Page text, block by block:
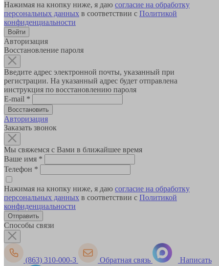
Нажимая на кнопку ниже, я даю согласие на обработку
персональных данных в соответствии с Политикой
конфиденциальности
Авторизация
Восстановление пароля
Введите адрес электронной почты, указанный при
регистрации. На указанный адрес будет отправлена
инструкция по восстановлению пароля
E-mail *
Авторизация
Заказать звонок
Мы свяжемся с Вами в ближайшее время
Ваше имя *
Телефон *
Нажимая на кнопку ниже, я даю согласие на обработку
персональных данных в соответствии с Политикой
конфиденциальности
Способы связи
(863) 310-000-3 Обратная связь Написать